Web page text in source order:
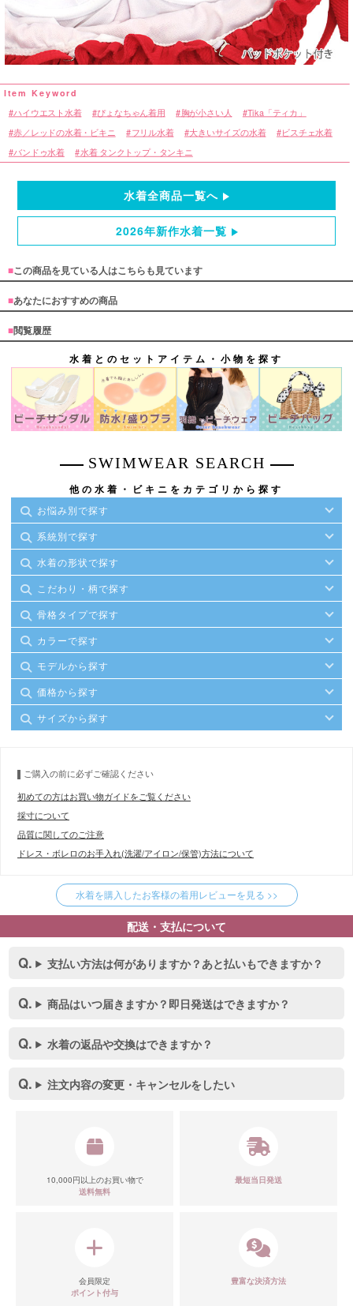
ハイウエスト水着 ぴょなちゃん着用 胸が小さい人 Tika「ティカ」
赤／レッドの水着・ビキニ フリル水着 大きいサイズの水着 ビスチェ水着
バンドゥ水着 水着 タンクトップ・タンキニ
水着全商品一覧へ
2026年新作水着一覧
■この商品を見ている人はこちらも見ています
■あなたにおすすめの商品
■閲覧履歴
水着とのセットアイテム・小物を探す
SWIMWEAR SEARCH
他の水着・ビキニをカテゴリから探す
お悩み別で探す
系統別で探す
水着の形状で探す
こだわり・柄で探す
骨格タイプで探す
カラーで探す
モデルから探す
価格から探す
サイズから探す
ご購入の前に必ずご確認ください
初めての方はお買い物ガイドをご覧ください
採寸について
品質に関してのご注意
ドレス・ボレロのお手入れ(洗濯/アイロン/保管)方法について
水着を購入したお客様の着用レビューを見る >>
配送・支払について
支払い方法は何がありますか？あと払いもできますか？
商品はいつ届きますか？即日発送はできますか？
水着の返品や交換はできますか？
注文内容の変更・キャンセルをしたい
10,000円以上のお買い物で
送料無料
最短当日発送
会員限定
ポイント付与
豊富な決済方法